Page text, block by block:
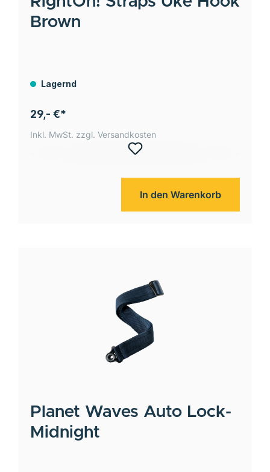
Brown
Lagernd
29,- €*
Inkl. MwSt. zzgl. Versandkosten
In den Warenkorb
Planet Waves Auto Lock-
Midnight